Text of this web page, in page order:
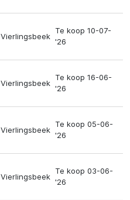
Vierlingsbeek
Te koop 10-07-
'26
Vierlingsbeek
Te koop 16-06-
'26
Vierlingsbeek
Te koop 05-06-
'26
Vierlingsbeek
Te koop 03-06-
'26